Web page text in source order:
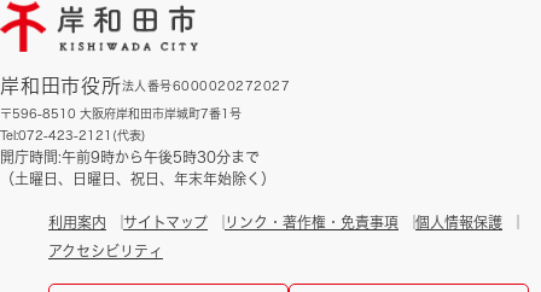
岸和田市役所法人番号6000020272027
〒596-8510 大阪府岸和田市岸城町7番1号
Tel:072-423-2121(代表)
開庁時間:午前9時から午後5時30分まで
（土曜日、日曜日、祝日、年末年始除く）
利用案内 サイトマップ リンク・著作権・免責事項
個人情報保護
アクセシビリティ